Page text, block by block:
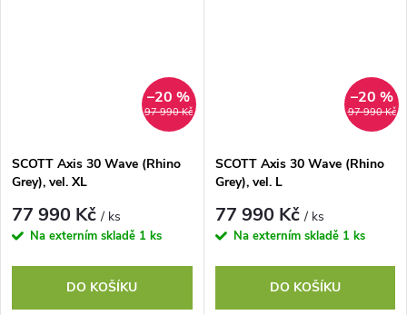
97 990 Kč
–20 %
SCOTT Axis 30 Wave (Rhino
Grey), vel. XL
77 990 Kč/ ks
Na externím skladě 1 ks
DO KOŠÍKU
97 990 Kč
–20 %
SCOTT Axis 30 Wave (Rhino
Grey), vel. L
77 990 Kč/ ks
Na externím skladě 1 ks
DO KOŠÍKU